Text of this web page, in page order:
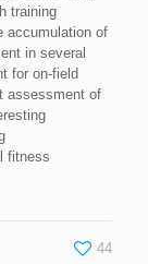
training
accumulation of
in several
for on-field
assessment of
fitness
44